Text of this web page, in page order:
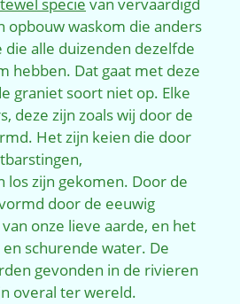
specie van vervaardigd
opbouw waskom die anders
die alle duizenden dezelfde
hebben. Dat gaat met deze
graniet soort niet op. Elke
deze zijn zoals wij door de
Het zijn keien die door
los zijn gekomen. Door de
door de eeuwig
onze lieve aarde, en het
schurende water. De
gevonden in de rivieren
overal ter wereld.